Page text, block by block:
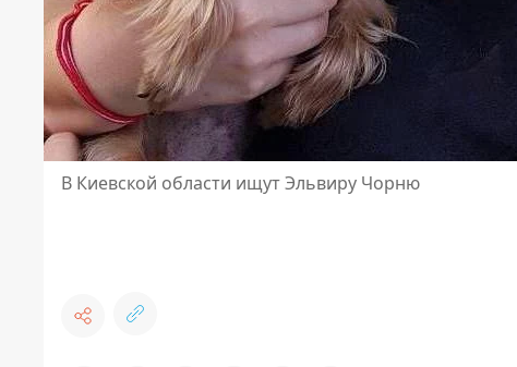
В Киевской области ищут Эльвиру Чорню